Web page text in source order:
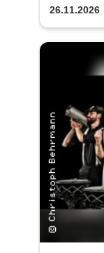
26.11.2026